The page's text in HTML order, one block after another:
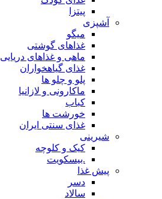
پیتزا
آشپزی
میگو
غذاهای گوشتی
ماهی و غذاهای دریایی
غذای گیاهخواران
پلو و چلو ها
ماکارونی و لازانیا
کباب
خورشت ها
غذای سنتی ایران
شیرینی
کیک و کلوچه
.بیسکویت
پیش غذا
دسر
سالاد